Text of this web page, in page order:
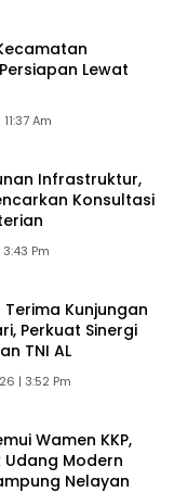
Lewat
Am
Infrastruktur,
Konsultasi
Pm
Kunjungan
Perkuat Sinergi
TNI AL
| 3:52 Pm
Wamen KKP,
Modern
Nelayan